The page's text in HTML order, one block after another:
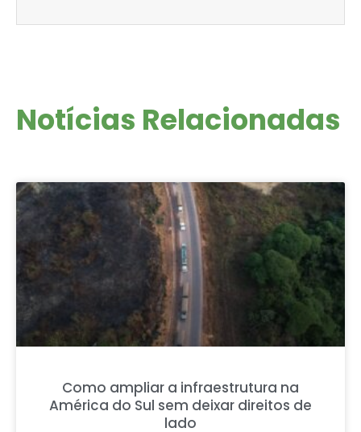
Notícias Relacionadas
Como ampliar a infraestrutura na
América do Sul sem deixar direitos de
lado